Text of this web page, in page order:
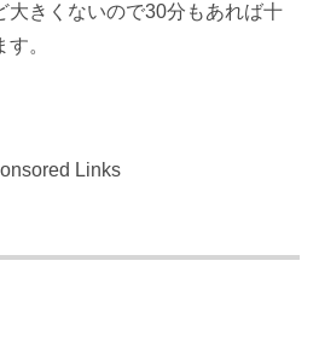
大きくないので30分もあれば十
。
Links